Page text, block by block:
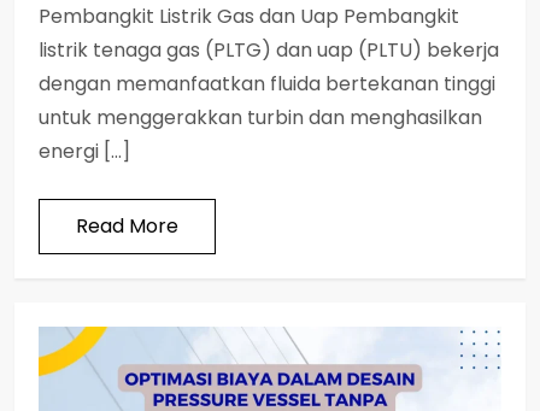
Pembangkit Listrik Gas dan Uap Pembangkit
listrik tenaga gas (PLTG) dan uap (PLTU) bekerja
dengan memanfaatkan fluida bertekanan tinggi
untuk menggerakkan turbin dan menghasilkan
energi […]
Read More